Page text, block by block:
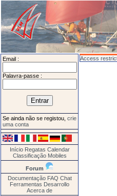
Email :
Palavra-passe :
Se ainda não se registou, crie
uma conta
Início Regatas Calendar
Classificação Mobiles
Forum
Documentação FAQ Chat
Ferramentas Desarrollo
Acerca de
Access